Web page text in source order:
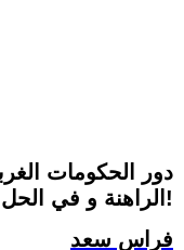
دور الحكومات
الراهنة و في الحل ؟!
فراس سعد